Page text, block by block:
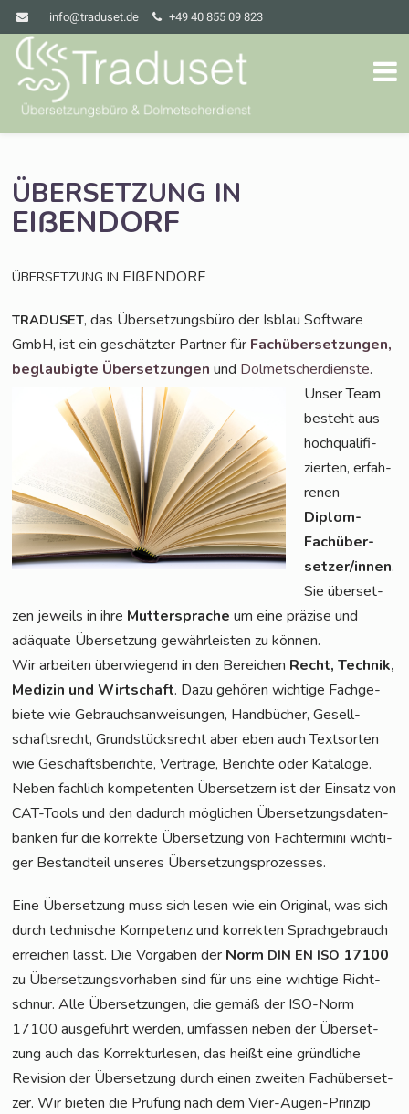
info@traduset.de +49 40 855 09 823
ÜBERSETZUNG IN
EIßENDORF
ÜBERSETZUNG IN EIßENDORF
TRADUSET, das Über­set­zungs­bü­ro der Isblau Soft­ware
GmbH, ist ein geschätz­ter Part­ner für Fach­über­set­zun­gen,
beglau­big­te Über­set­zun­gen und Dol­met­scher­diens­te.
Unser Team
besteht aus
hoch­qua­li­fi­
zier­ten, erfah­
re­nen
Diplom-
Fach­über­
set­zer/in­nen.
Sie über­set­
zen jeweils in ihre Mut­ter­spra­che um eine prä­zi­se und
adäqua­te Über­set­zung gewähr­leis­ten zu können.
Wir arbei­ten über­wie­gend in den Berei­chen Recht, Tech­nik,
Medi­zin und Wirt­schaft. Dazu gehö­ren wich­ti­ge Fach­ge­
bie­te wie Gebrauchs­an­wei­sun­gen, Hand­bü­cher, Gesell­
schafts­recht, Grund­stücks­recht aber eben auch Text­sor­ten
wie Geschäfts­be­rich­te, Ver­trä­ge, Berich­te oder Kata­lo­ge.
Neben fach­lich kom­pe­ten­ten Über­set­zern ist der Ein­satz von
CAT-Tools und den dadurch mög­li­chen Über­set­zungs­da­ten­
ban­ken für die kor­rek­te Über­set­zung von Fach­ter­mi­ni wich­ti­
ger Bestand­teil unse­res Übersetzungsprozesses.
Eine Über­set­zung muss sich lesen wie ein Ori­gi­nal, was sich
durch tech­ni­sche Kom­pe­tenz und kor­rek­ten Sprach­ge­brauch
errei­chen lässt. Die Vor­ga­ben der Norm DIN EN ISO 17100
zu Über­set­zungs­vor­ha­ben sind für uns eine wich­ti­ge Richt­
schnur. Alle Über­set­zun­gen, die gemäß der ISO-Norm
17100 aus­ge­führt wer­den, umfas­sen neben der Über­set­
zung auch das Kor­rek­tur­le­sen, das heißt eine gründ­li­che
Revi­si­on der Über­set­zung durch einen zwei­ten Fach­über­set­
zer. Wir bie­ten die Prü­fung nach dem Vier-Augen-Prin­zip